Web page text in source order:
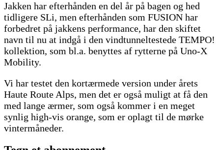
Jakken har efterhånden en del år på bagen og hed
tidligere SLi, men efterhånden som FUSION har
forbedret på jakkens performance, har den skiftet
navn til nu at indgå i den vindtunneltestede TEMPO!
kollektion, som bl.a. benyttes af rytterne på Uno-X
Mobility.
Vi har testet den kortærmede version under årets
Haute Route Alps, men det er også muligt at få den
med lange ærmer, som også kommer i en meget
synlig high-vis orange, som er oplagt til de mørke
vintermåneder.